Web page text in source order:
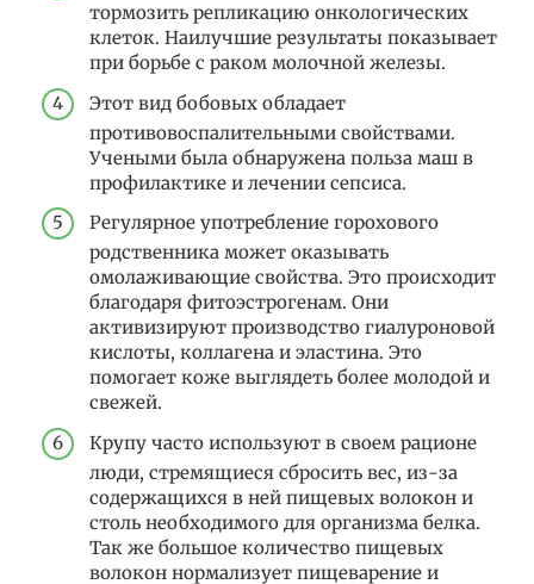
тормозить репликацию онкологических
клеток. Наилучшие результаты показывает
при борьбе с раком молочной железы.
Этот вид бобовых обладает
противовоспалительными свойствами.
Учеными была обнаружена польза маш в
профилактике и лечении сепсиса.
Регулярное употребление горохового
родственника может оказывать
омолаживающие свойства. Это происходит
благодаря фитоэстрогенам. Они
активизируют производство гиалуроновой
кислоты, коллагена и эластина. Это
помогает коже выглядеть более молодой и
свежей.
Крупу часто используют в своем рационе
люди, стремящиеся сбросить вес, из-за
содержащихся в ней пищевых волокон и
столь необходимого для организма белка.
Так же большое количество пищевых
волокон нормализует пищеварение и